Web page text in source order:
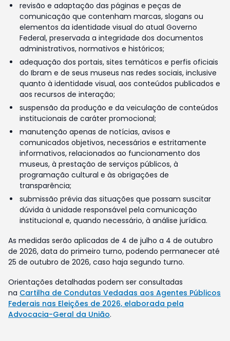
revisão e adaptação das páginas e peças de
comunicação que contenham marcas, slogans ou
elementos da identidade visual do atual Governo
Federal, preservada a integridade dos documentos
administrativos, normativos e históricos;
adequação dos portais, sites temáticos e perfis oficiais
do Ibram e de seus museus nas redes sociais, inclusive
quanto à identidade visual, aos conteúdos publicados e
aos recursos de interação;
suspensão da produção e da veiculação de conteúdos
institucionais de caráter promocional;
manutenção apenas de notícias, avisos e
comunicados objetivos, necessários e estritamente
informativos, relacionados ao funcionamento dos
museus, à prestação de serviços públicos, à
programação cultural e às obrigações de
transparência;
submissão prévia das situações que possam suscitar
dúvida à unidade responsável pela comunicação
institucional e, quando necessário, à análise jurídica.
As medidas serão aplicadas de 4 de julho a 4 de outubro
de 2026, data do primeiro turno, podendo permanecer até
25 de outubro de 2026, caso haja segundo turno.
Orientações detalhadas podem ser consultadas
na Cartilha de Condutas Vedadas aos Agentes Públicos
Federais nas Eleições de 2026, elaborada pela
Advocacia-Geral da União.